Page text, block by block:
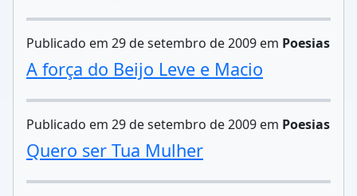
Publicado em 29 de setembro de 2009 em Poesias
A força do Beijo Leve e Macio
Publicado em 29 de setembro de 2009 em Poesias
Quero ser Tua Mulher